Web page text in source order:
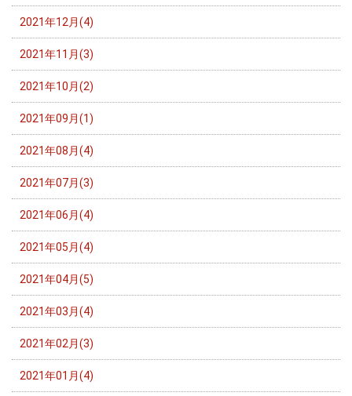
2021年12月(4)
2021年11月(3)
2021年10月(2)
2021年09月(1)
2021年08月(4)
2021年07月(3)
2021年06月(4)
2021年05月(4)
2021年04月(5)
2021年03月(4)
2021年02月(3)
2021年01月(4)